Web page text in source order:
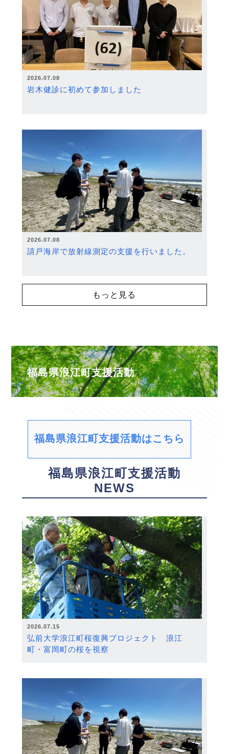
2026.07.08
岩木健診に初めて参加しました
2026.07.08
請戸海岸で放射線測定の支援を行いました。
もっと見る
福島県浪江町支援活動
福島県浪江町支援活動はこちら
福島県浪江町支援活動
NEWS
2026.07.15
弘前大学浪江町桜復興プロジェクト 浪江
町・富岡町の桜を視察